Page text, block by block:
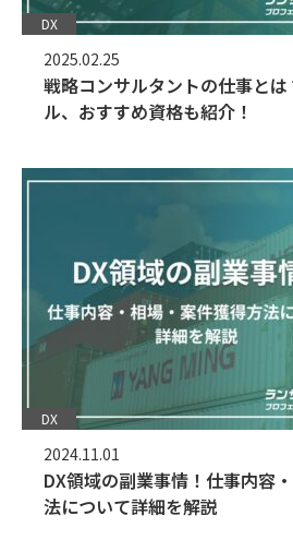
DX
2025.02.25
戦略コンサルタントの仕事と
ル、おすすめ資格も紹介！
DX
2024.11.01
DX領域の副業事情！仕事内容
法について詳細を解説